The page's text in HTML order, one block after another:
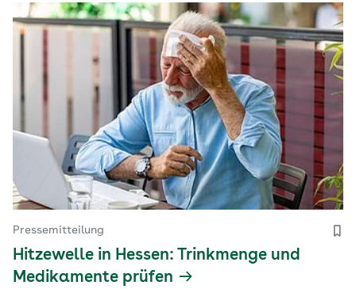
Pressemitteilung
Hitzewelle in Hessen: Trinkmenge und
Medikamente prüfen